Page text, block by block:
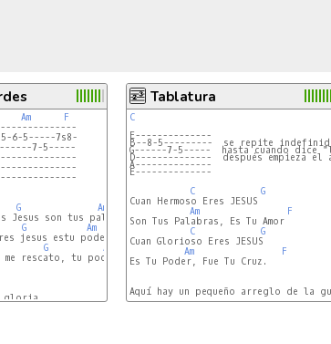
Am
F
6-5-----7s8-
7-5-----
G Am
F
Jesus son tus palabras es tu amor
G Am
F
jesus estu poder fue tu cruz
G Am
F
me rescato, tu poder hoy medio libertad
Tablatura
C
E--------------
B--8-5---------  se repite
G------7-5-----  hasta cuando dice
D--------------  después empieza el
A--------------
E--------------
C
G
Cuan Hermoso Eres JESUS
Am
F
Son Tus Palabras, Es Tu Amor
C
G
Cuan Glorioso Eres JESUS
Am
F
Es Tu Poder, Fue Tu Cruz.